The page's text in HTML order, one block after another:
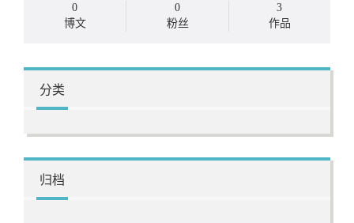
0
博文
0
粉丝
3
作品
分类
归档